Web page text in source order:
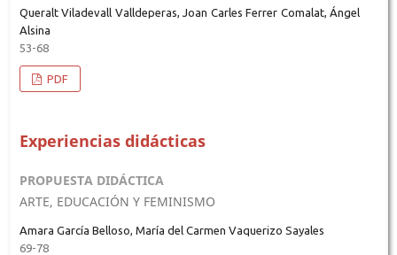
Queralt Viladevall Valldeperas, Joan Carles Ferrer Comalat, Ángel
Alsina
53-68
PDF
Experiencias didácticas
PROPUESTA DIDÁCTICA
ARTE, EDUCACIÓN Y FEMINISMO
Amara García Belloso, María del Carmen Vaquerizo Sayales
69-78